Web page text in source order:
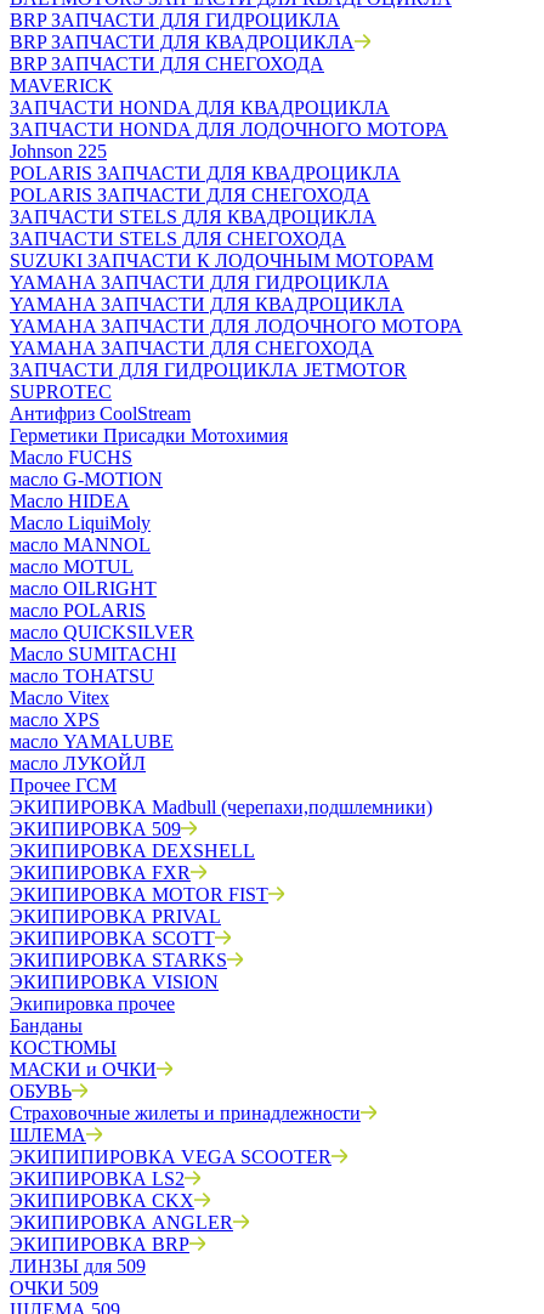
BRP ЗАПЧАСТИ ДЛЯ ГИДРОЦИКЛА
BRP ЗАПЧАСТИ ДЛЯ КВАДРОЦИКЛА
BRP ЗАПЧАСТИ ДЛЯ СНЕГОХОДА
MAVERICK
ЗАПЧАСТИ HONDA ДЛЯ КВАДРОЦИКЛА
ЗАПЧАСТИ HONDA ДЛЯ ЛОДОЧНОГО МОТОРА
Johnson 225
POLARIS ЗАПЧАСТИ ДЛЯ КВАДРОЦИКЛА
POLARIS ЗАПЧАСТИ ДЛЯ СНЕГОХОДА
ЗАПЧАСТИ STELS ДЛЯ КВАДРОЦИКЛА
ЗАПЧАСТИ STELS ДЛЯ СНЕГОХОДА
SUZUKI ЗАПЧАСТИ К ЛОДОЧНЫМ МОТОРАМ
YAMAHA ЗАПЧАСТИ ДЛЯ ГИДРОЦИКЛА
YAMAHA ЗАПЧАСТИ ДЛЯ КВАДРОЦИКЛА
YAMAHA ЗАПЧАСТИ ДЛЯ ЛОДОЧНОГО МОТОРА
YAMAHA ЗАПЧАСТИ ДЛЯ СНЕГОХОДА
ЗАПЧАСТИ ДЛЯ ГИДРОЦИКЛА JETMOTOR
SUPROTEC
Антифриз CoolStream
Герметики Присадки Мотохимия
Масло FUCHS
масло G-MOTION
Масло HIDEA
Масло LiquiMoly
масло MANNOL
масло MOTUL
масло OILRIGHT
масло POLARIS
масло QUICKSILVER
Масло SUMITACHI
масло TOHATSU
Масло Vitex
масло XPS
масло YAMALUBE
масло ЛУКОЙЛ
Прочее ГСМ
ЭКИПИРОВКА Madbull (черепахи,подшлемники)
ЭКИПИРОВКА 509
ЭКИПИРОВКА DEXSHELL
ЭКИПИРОВКА FXR
ЭКИПИРОВКА MOTOR FIST
ЭКИПИРОВКА PRIVAL
ЭКИПИРОВКА SCOTT
ЭКИПИРОВКА STARKS
ЭКИПИРОВКА VISION
Экипировка прочее
Банданы
КОСТЮМЫ
МАСКИ и ОЧКИ
ОБУВЬ
Страховочные жилеты и принадлежности
ШЛЕМА
ЭКИПИПИРОВКА VEGA SCOOTER
ЭКИПИРОВКА LS2
ЭКИПИРОВКА CKX
ЭКИПИРОВКА ANGLER
ЭКИПИРОВКА BRP
ЛИНЗЫ для 509
ОЧКИ 509
ШЛЕМА 509